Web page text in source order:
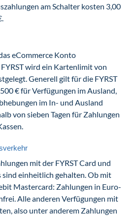
am Schalter kosten 3,00
eCommerce Konto
wird ein Kartenlimit von
Generell gilt für die FYRST
€ für Verfügungen im Ausland,
im In- und Ausland
von sieben Tagen für Zahlungen
mit der FYRST Card und
sind einheitlich gehalten. Ob mit
Mastercard: Zahlungen in Euro-
Alle anderen Verfügungen mit
also unter anderem Zahlungen